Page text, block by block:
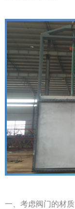
一、考虑阀门的材质